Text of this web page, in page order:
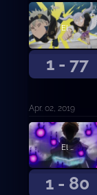
1 - 77
El destino
Apr. 02, 2019
1 - 80
El hermano modelo contra el hermano mediocre